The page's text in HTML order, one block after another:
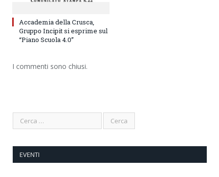
Accademia della Crusca,
Gruppo Incipit si esprime sul
“Piano Scuola 4.0”
I commenti sono chiusi.
EVENTI